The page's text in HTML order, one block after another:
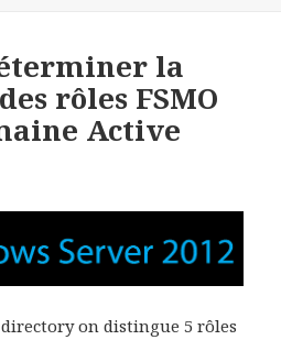
la
rôles FSMO
Active
on distingue 5 rôles